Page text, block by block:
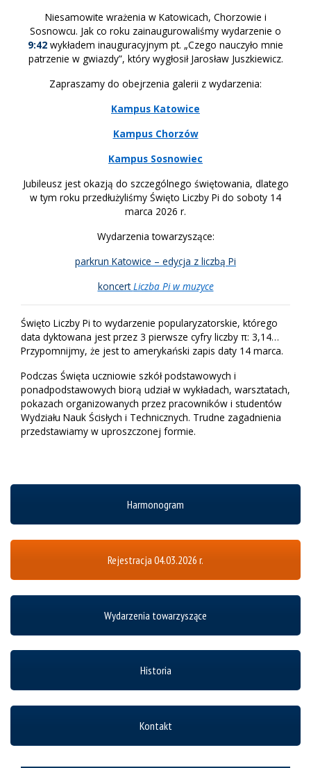
Niesamowite wrażenia w Katowicach, Chorzowie i
Sosnowcu. Jak co roku zainaugurowaliśmy wydarzenie o
9:42 wykładem inauguracyjnym pt. „Czego nauczyło mnie
patrzenie w gwiazdy”, który wygłosił Jarosław Juszkiewicz.
Zapraszamy do obejrzenia galerii z wydarzenia:
Kampus Katowice
Kampus Chorzów
Kampus Sosnowiec
Jubileusz jest okazją do szczególnego świętowania, dlatego
w tym roku przedłużyliśmy Święto Liczby Pi do soboty 14
marca 2026 r.
Wydarzenia towarzyszące:
parkrun Katowice – edycja z liczbą Pi
koncertLiczba Pi w muzyce
Święto Liczby Pi to wydarzenie popularyzatorskie, którego
data dyktowana jest przez 3 pierwsze cyfry liczby π: 3,14…
Przypomnijmy, że jest to amerykański zapis daty 14 marca.
Podczas Święta uczniowie szkół podstawowych i
ponadpodstawowych biorą udział w wykładach, warsztatach,
pokazach organizowanych przez pracowników i studentów
Wydziału Nauk Ścisłych i Technicznych. Trudne zagadnienia
przedstawiamy w uproszczonej formie.
Harmonogram
Rejestracja 04.03.2026 r.
Wydarzenia towarzyszące
Historia
Kontakt